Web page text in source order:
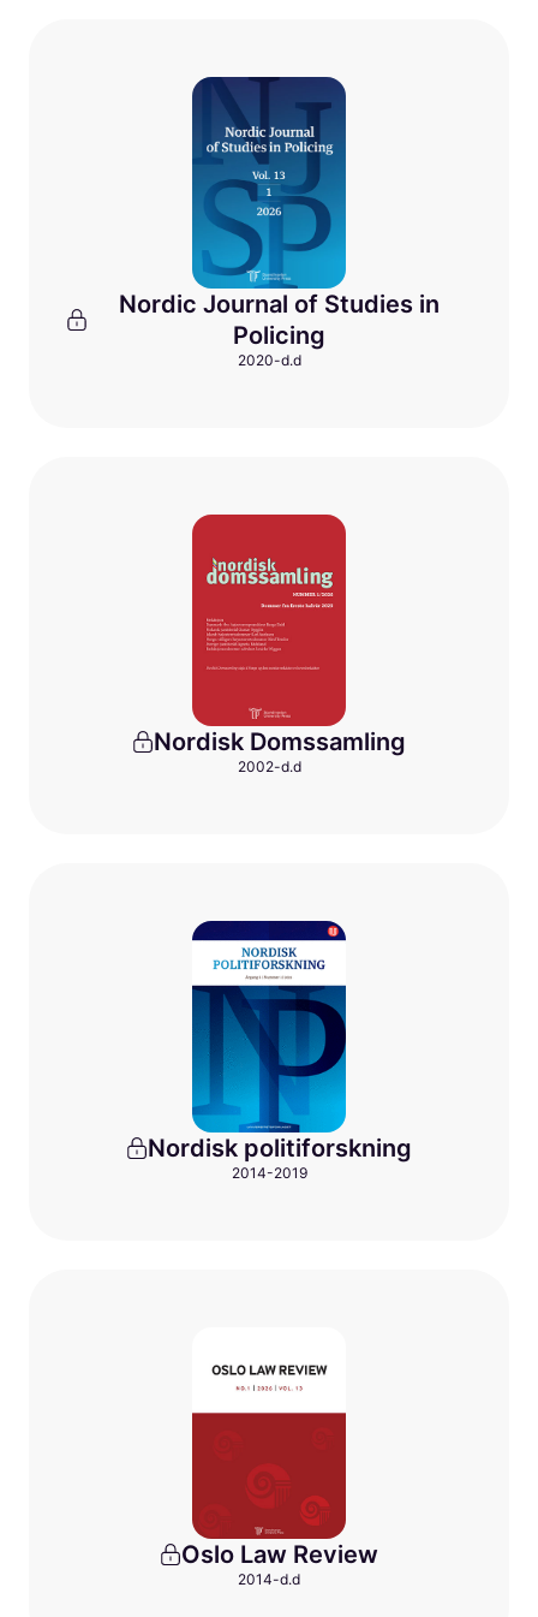
Nordic Journal of Studies in
Policing
2020-d.d
Nordisk Domssamling
2002-d.d
Nordisk politiforskning
2014-2019
Oslo Law Review
2014-d.d